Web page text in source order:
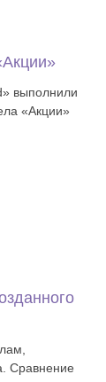
выполнили
«Акции»
Сравнение